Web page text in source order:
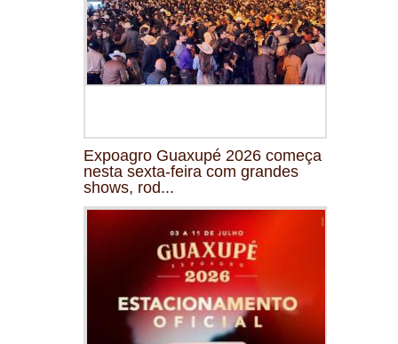
Expoagro Guaxupé 2026 começa
nesta sexta-feira com grandes
shows, rod...